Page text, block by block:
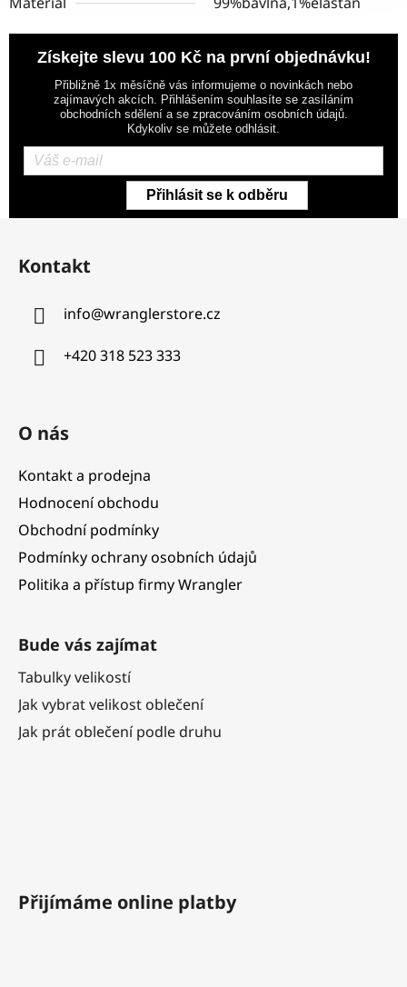
Získejte slevu 100 Kč na první objednávku!
Přibližně 1x měsíčně vás informujeme o novinkách nebo
zajímavých akcích. Přihlášením souhlasíte se zasíláním
obchodních sdělení a se zpracováním osobních údajů.
Kdykoliv se můžete odhlásit.
Přihlásit se k odběru
Z
Kontakt
info@wranglerstore.cz
+420 318 523 333
O nás
Kontakt a prodejna
Hodnocení obchodu
Obchodní podmínky
Podmínky ochrany osobních údajů
Politika a přístup firmy Wrangler
Bude vás zajímat
Tabulky velikostí
Jak vybrat velikost oblečení
Jak prát oblečení podle druhu
Přijímáme online platby